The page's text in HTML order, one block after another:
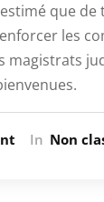
que de
les
magistrats
In Non